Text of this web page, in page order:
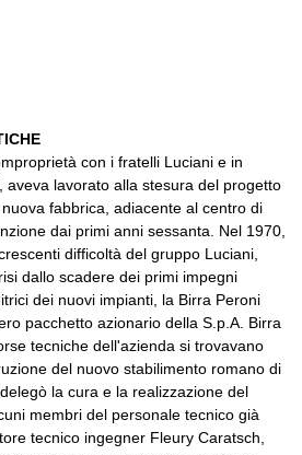
con i fratelli Luciani e in
aveva lavorato alla stesura del progetto
fabbrica, adiacente al centro di
dai primi anni sessanta. Nel 1970,
difficoltà del gruppo Luciani,
dallo scadere dei primi impegni
dei nuovi impianti, la Birra Peroni
pacchetto azionario della S.p.A. Birra
tecniche dell'azienda si trovavano
del nuovo stabilimento romano di
la cura e la realizzazione del
membri del personale tecnico già
tecnico ingegner Fleury Caratsch,